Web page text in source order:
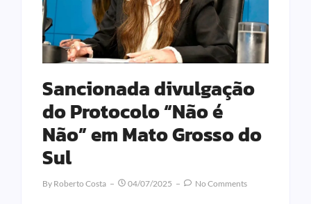
Sancionada divulgação
do Protocolo “Não é
Não” em Mato Grosso do
Sul
By Roberto Costa 04/07/2025 No Comments